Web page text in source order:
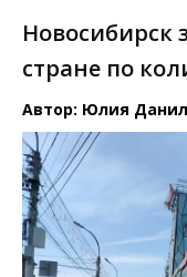
Новосибирск
стране по
Автор: Юлия